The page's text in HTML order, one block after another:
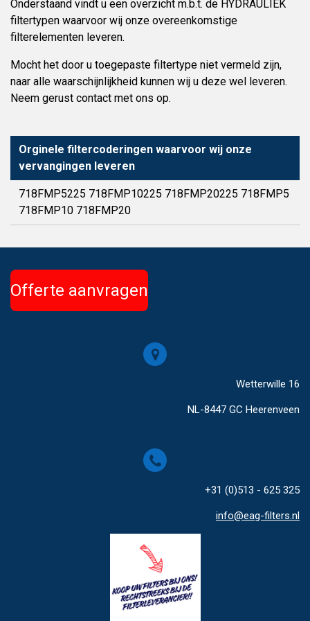
Onderstaand vindt u een overzicht m.b.t. de HYDRAULIEK
filtertypen waarvoor wij onze overeenkomstige
filterelementen leveren.
Mocht het door u toegepaste filtertype niet vermeld zijn,
naar alle waarschijnlijkheid kunnen wij u deze wel leveren.
Neem gerust contact met ons op.
Orginele filtercoderingen waarvoor wij onze
vervangingen leveren
718FMP5225 718FMP10225 718FMP20225 718FMP5
718FMP10 718FMP20
Offerte aanvragen
Wetterwille 16
NL-8447 GC Heerenveen
+31 (0)513 - 625 325
info@eag-filters.nl